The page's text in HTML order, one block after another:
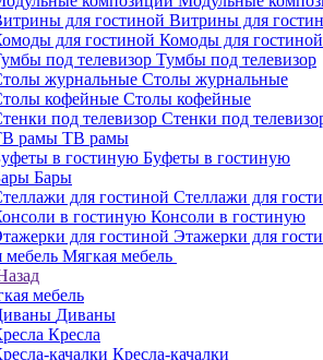
Витрины для
Комоды для гостиной
Тумбы под телевизор
Столы журнальные
Столы кофейные
Стенки под
ТВ рамы
Буфеты в гостиную
Бары
Стеллажи для
Консоли в гостиную
Этажерки для
Мягкая мебель
мебель
Диваны
Кресла
Кресла-качалки